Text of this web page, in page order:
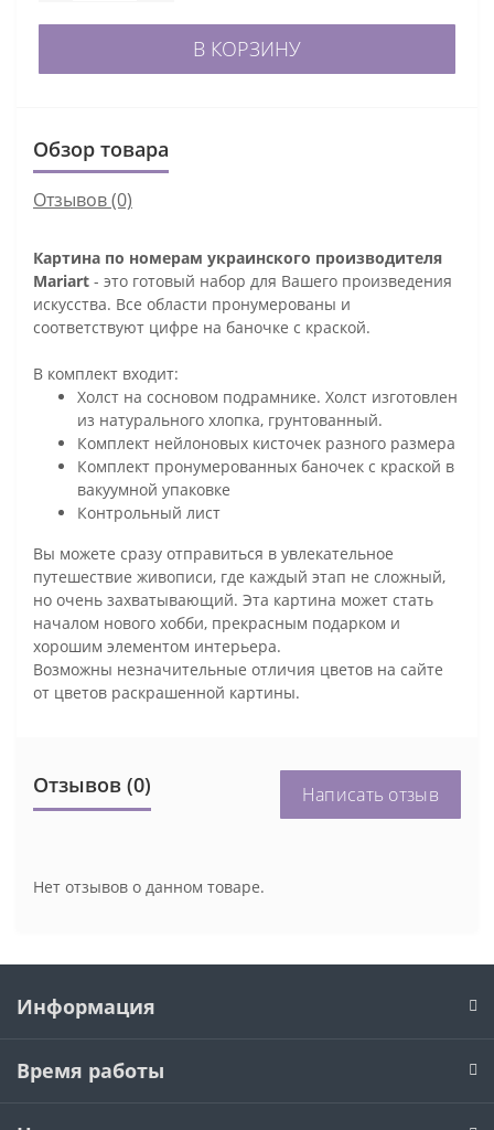
В КОРЗИНУ
Обзор товара
Отзывов (0)
Картина по номерам украинского производителя
Mariart - это готовый набор для Вашего произведения
искусства. Все области пронумерованы и
соответствуют цифре на баночке с краской.
В комплект входит:
Холст на сосновом подрамнике. Холст изготовлен
из натурального хлопка, грунтованный.
Комплект нейлоновых кисточек разного размера
Комплект пронумерованных баночек с краской в
вакуумной упаковке
Контрольный лист
Вы можете сразу отправиться в увлекательное
путешествие живописи, где каждый этап не сложный,
но очень захватывающий. Эта картина может стать
началом нового хобби, прекрасным подарком и
хорошим элементом интерьера.
Возможны незначительные отличия цветов на сайте
от цветов раскрашенной картины.
Отзывов (0) Написать отзыв
Нет отзывов о данном товаре.
Информация
Время работы